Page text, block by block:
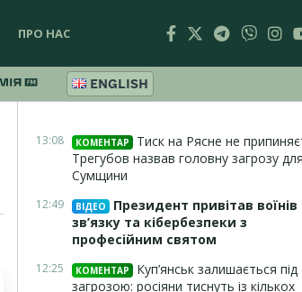
ПРО НАС
ENGLISH
13:08 КОМЕНТАР
Тиск на Рясне не
Трегубов назвав головну загрозу для
Сумщини
12:49 ВІДЕО
Президент привітав воїнів
зв’язку та кібербезпеки з
професійним святом
12:25 КОМЕНТАР
Куп’янськ залишається під
загрозою: росіяни тиснуть із кількох